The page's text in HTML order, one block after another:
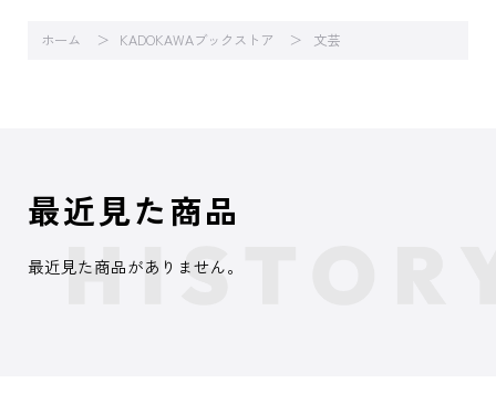
ホーム KADOKAWAブックストア 文芸
最近見た商品
最近見た商品がありません。